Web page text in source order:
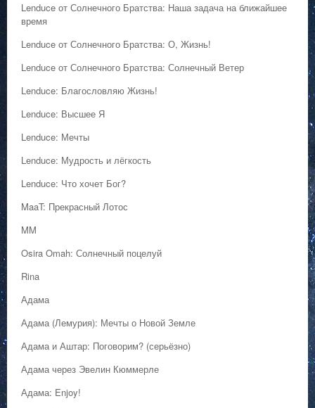
Lenduce от Солнечного Братства: Наша задача на ближайшее
время
Lenduce от Солнечного Братства: О, Жизнь!
Lenduce от Солнечного Братства: Солнечный Ветер
Lenduce: Благословляю Жизнь!
Lenduce: Высшее Я
Lenduce: Мечты
Lenduce: Мудрость и лёгкость
Lenduce: Что хочет Бог?
MaaT: Прекрасный Лотос
MM
Osira Omah: Солнечный поцелуй
Rina
Адама
Адама (Лемурия): Мечты о Новой Земле
Адама и Аштар: Поговорим? (серьёзно)
Адама через Эвелин Кюммерле
Адама: Enjoy!